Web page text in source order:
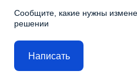
Сообщите, какие нужны
решении
Написать